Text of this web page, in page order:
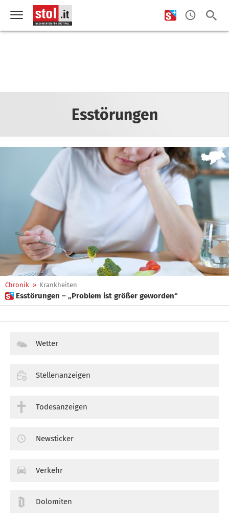
Esstörungen
Chronik » Krankheiten
 Esstörungen – „Problem ist größer geworden“
Wetter
Stellenanzeigen
Todesanzeigen
Newsticker
Verkehr
Dolomiten